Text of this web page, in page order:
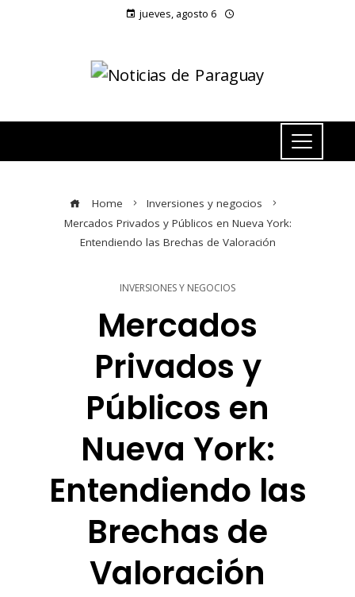
jueves, agosto 6
Home
Inversiones y negocios
Mercados Privados y Públicos en Nueva York:
Entendiendo las Brechas de Valoración
INVERSIONES Y NEGOCIOS
Mercados
Privados y
Públicos en
Nueva York:
Entendiendo las
Brechas de
Valoración